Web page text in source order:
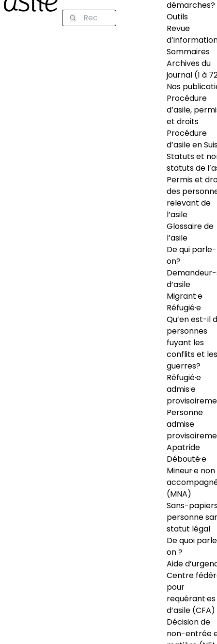
démarches?
Outils
Revue
Sommaires
Archives du
journal (1 à
Nos
Procédure
d’asile,
et droits
Procédure
d’asile en
Statuts et
statuts de
Permis et
des
relevant de
l’asile
Glossaire de
l’asile
De qui
on?
d’asile
Migrant·e
Réfugié·e
Qu’en est-il
personnes
fuyant les
conflits et les
guerres?
Réfugié·e
admis·e
Personne
admise
Apatride
Débouté·e
Mineur·e non
(MNA)
Sans-
personne
statut légal
De quoi
on ?
Aide
Centre
pour
requérant·es
d’asile (CFA)
Décision de
non-entrée